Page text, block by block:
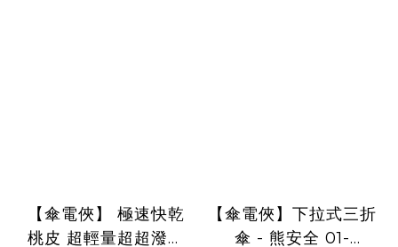
【傘電俠】 極速快乾
桃皮 超輕量超超潑水
【傘電俠】下拉式三折
傘 - 熊安全 01-